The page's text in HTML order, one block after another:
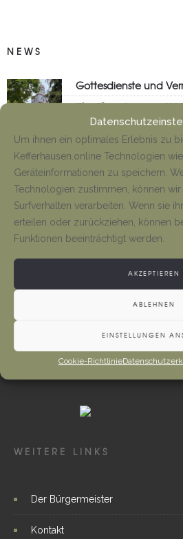
Um ihnen ein optimales Erlebnis zu
Kefferhausen.online Technologien
Geräteinformationen zu speichern.
Technologien zustimmen, können wir
Surfverhalten verarbeiten. Wenn sie
erteilen oder zurückziehen, können
Funktionen beeinträchtigt werden.
AKZEPTIEREN
ABLEHNEN
EINSTELLUNGEN
Cookie-Richtlinie
NEWS
Gottesdienste und
Tino Jäger 8. August 2026
Anfahrt
Neueröffnung
Tino Jäger 1. August 2026
WEITERE LINKS
Der Bürgermeister
Kontakt